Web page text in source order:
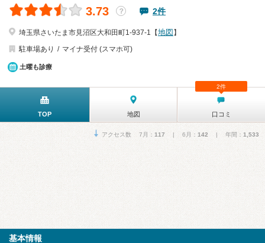
3.73 ？ 2件
埼玉県さいたま市見沼区大和田町1-937-1【地図 】
駐車場あり
マイナ受付 (スマホ可)
土曜も診療
TOP 地図 口コミ
2件
アクセス数 7月： 117 | 6月： 142 | 年間： 1,533
基本情報